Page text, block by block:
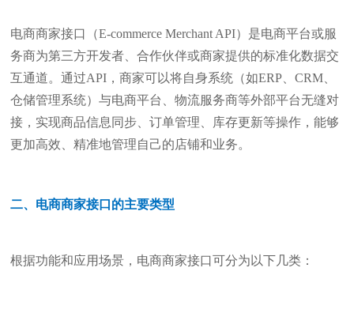
电商商家接口（E-commerce Merchant API）是电商平台或服
务商为第三方开发者、合作伙伴或商家提供的标准化数据交
互通道。通过API，商家可以将自身系统（如ERP、CRM、
仓储管理系统）与电商平台、物流服务商等外部平台无缝对
接，实现商品信息同步、订单管理、库存更新等操作，能够
更加高效、精准地管理自己的店铺和业务。
二、电商商家接口的主要类型
根据功能和应用场景，电商商家接口可分为以下几类：